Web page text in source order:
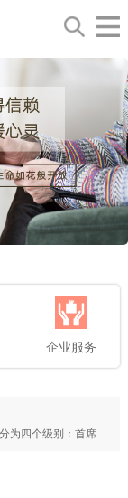
企业服务
一、森知心理的咨询费用森知心理咨询师分为四个级别：首席专家；专家级别；资深级别；普通级别。首席心理专家：￥900元/50分钟；专家心理咨询师：￥700元/50分钟；资深心理咨询师：￥500元/50分钟；普通心理咨询师：300元/50分钟。